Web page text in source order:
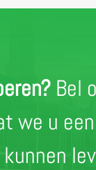
Bel
we u